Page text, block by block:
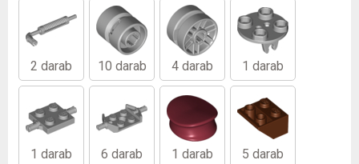
2 darab 10 darab 4 darab 1 darab
1 darab 6 darab 1 darab 5 darab